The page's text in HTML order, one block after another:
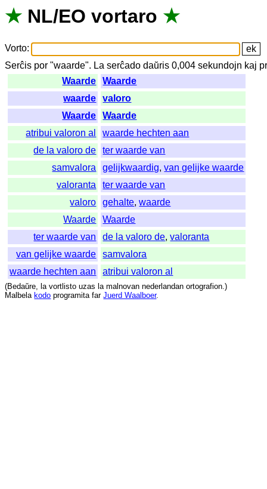
★ NL/EO vortaro ★
Vorto:
Serĉis por "waarde". La serĉado daŭris 0,004sekundojn kaj
Waarde
Waarde
waarde
valoro
Waarde
Waarde
atribui valoron al
waarde hechten aan
de la valoro de
ter waarde van
samvalora
gelijkwaardig,van gelijke waarde
valoranta
ter waarde van
valoro
gehalte,waarde
Waarde
Waarde
ter waarde van
de la valoro de,valoranta
van gelijke waarde
samvalora
waarde hechten aan
atribui valoron al
(Bedaŭre, la vortlisto uzas la malnovan nederlandan ortografion.)
Malbela kodo programita far Juerd Waalboer.